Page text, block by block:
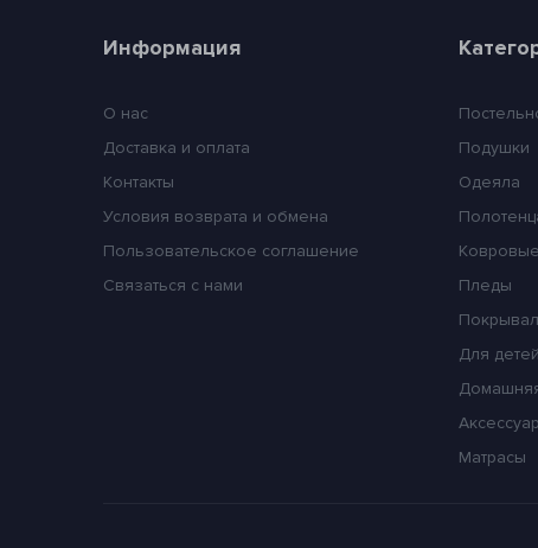
Информация
О нас
Доставка и оплата
Контакты
Условия возврата и обмена
Пользовательское соглашение
Связаться с нами
Подушки
Одеяла
Пледы
Для детей
Матрасы